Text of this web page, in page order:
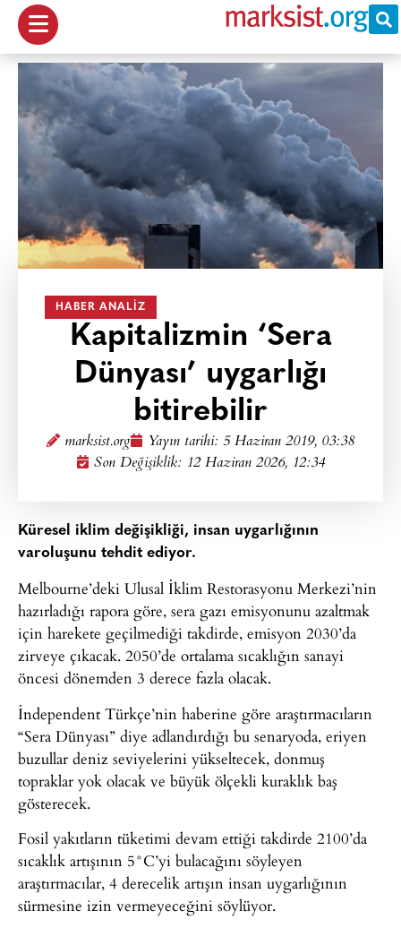
HABER ANALIZ
Kapitalizmin ‘Sera
Dünyası’ uygarlığı
bitirebilir
marksist.org Yayın tarihi: 5 Haziran 2019, 03:38
Son Değişiklik: 12 Haziran 2026, 12:34
Küresel iklim değişikliği, insan uygarlığının
varoluşunu tehdit ediyor.
Melbourne’deki Ulusal İklim Restorasyonu Merkezi’nin
hazırladığı rapora göre, sera gazı emisyonunu azaltmak
için harekete geçilmediği takdirde, emisyon 2030’da
zirveye çıkacak. 2050’de ortalama sıcaklığın sanayi
öncesi dönemden 3 derece fazla olacak.
İndependent Türkçe’nin haberine göre araştırmacıların
“Sera Dünyası” diye adlandırdığı bu senaryoda, eriyen
buzullar deniz seviyelerini yükseltecek, donmuş
topraklar yok olacak ve büyük ölçekli kuraklık baş
gösterecek.
Fosil yakıtların tüketimi devam ettiği takdirde 2100’da
sıcaklık artışının 5°C’yi bulacağını söyleyen
araştırmacılar, 4 derecelik artışın insan uygarlığının
sürmesine izin vermeyeceğini söylüyor.